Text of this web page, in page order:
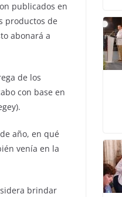
publicados en
productos de
abonará a
de los
con base en
año, en qué
venía en la
brindar